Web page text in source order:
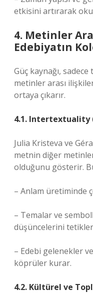
etkisini artırarak
4. Metinler
Edebiyatın
Güç kaynağı,
metinler arası
ortaya çıkarır.
4.1. Intertextuality
Julia Kristeva ve
metnin diğer
olduğunu gösterir.
– Anlam üretiminde
– Temalar ve
düşüncelerini
– Edebi gelenekler
köprüler kurar.
4.2. Kültürel ve